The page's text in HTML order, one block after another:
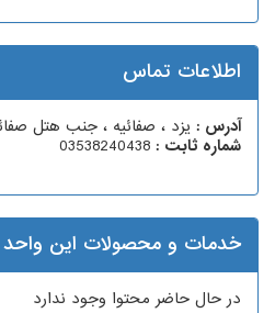
اطلاعات تماس
آدرس :یزد ، صفائیه ، جنب هتل صفائیه
شماره ثابت :03538240438
خدمات و محصولات این واحد
در حال حاضر محتوا وجود ندارد